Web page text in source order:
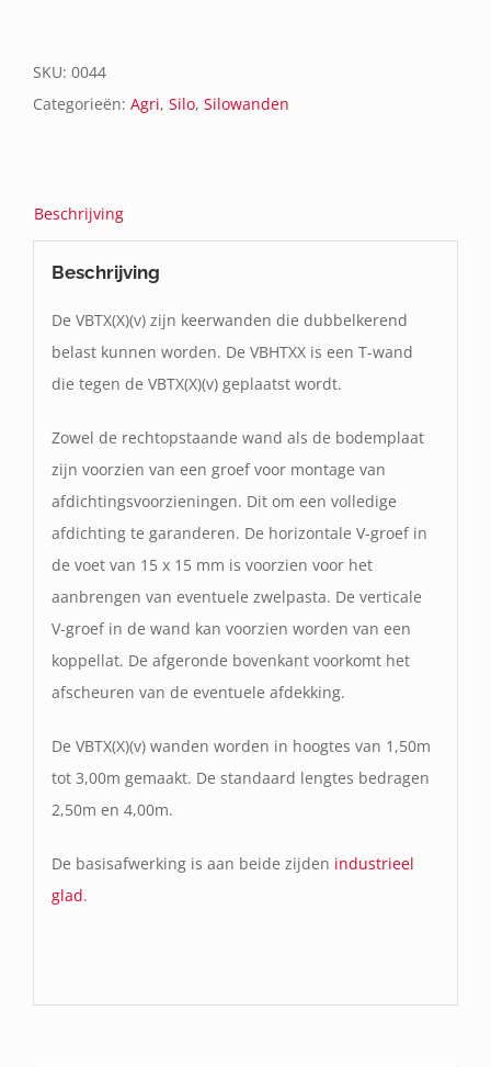
aantal
SKU: 0044
Categorieën: Agri, Silo, Silowanden
Beschrijving
Beschrijving
De VBTX(X)(v) zijn keerwanden die dubbelkerend
belast kunnen worden. De VBHTXX is een T-wand
die tegen de VBTX(X)(v) geplaatst wordt.
Zowel de rechtopstaande wand als de bodemplaat
zijn voorzien van een groef voor montage van
afdichtingsvoorzieningen. Dit om een volledige
afdichting te garanderen. De horizontale V-groef in
de voet van 15 x 15 mm is voorzien voor het
aanbrengen van eventuele zwelpasta. De verticale
V-groef in de wand kan voorzien worden van een
koppellat. De afgeronde bovenkant voorkomt het
afscheuren van de eventuele afdekking.
De VBTX(X)(v) wanden worden in hoogtes van 1,50m
tot 3,00m gemaakt. De standaard lengtes bedragen
2,50m en 4,00m.
De basisafwerking is aan beide zijden industrieel
glad.